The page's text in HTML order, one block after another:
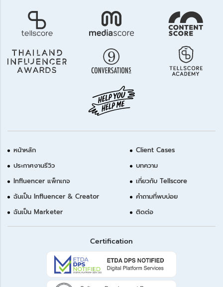
หน้าหลัก
ประกาศงานรีวิว
Influencer แพ็กเกจ
ฉันเป็น Influencer & Creator
ฉันเป็น Marketer
Client Cases
บทความ
เกี่ยวกับ Tellscore
คำถามที่พบบ่อย
ติดต่อ
Certification